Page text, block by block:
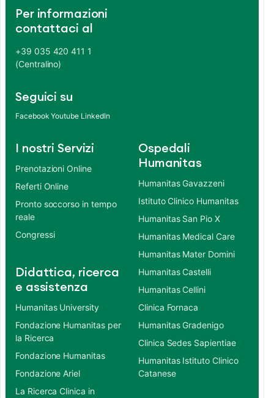
Per informazioni
contattaci al
+39 035 420 411 1
(Centralino)
Seguici su
Facebook Youtube LinkedIn
I nostri Servizi
Prenotazioni Online
Referti Online
Pronto soccorso in tempo
reale
Congressi
Didattica, ricerca
e assistenza
Humanitas University
Fondazione Humanitas per
la Ricerca
Fondazione Humanitas
Fondazione Ariel
La Ricerca Clinica in
Ospedali
Humanitas
Humanitas Gavazzeni
Istituto Clinico Humanitas
Humanitas San Pio X
Humanitas Medical Care
Humanitas Mater Domini
Humanitas Castelli
Humanitas Cellini
Clinica Fornaca
Humanitas Gradenigo
Clinica Sedes Sapientiae
Humanitas Istituto Clinico
Catanese